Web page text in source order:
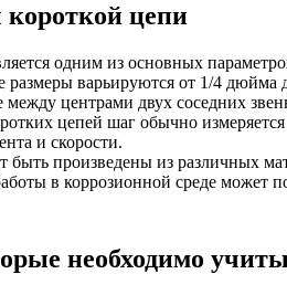
цепи
одним из основных
варьируются от 1/4
между центрами двух соседних
цепей шаг обычно
и скорости.
быть произведены из различных
в коррозионной среде может
необходимо